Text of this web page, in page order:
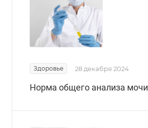
Здоровье 28 декабря 2024
Норма общего анализа мочи